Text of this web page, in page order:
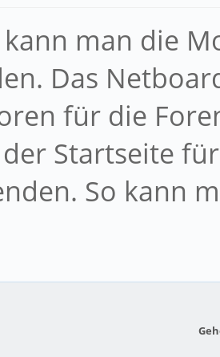
kann man die
Das
für die
Startseite
So kann